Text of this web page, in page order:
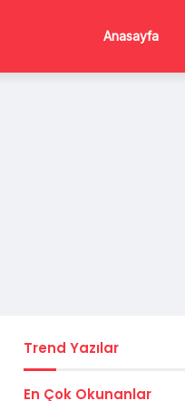
Anasayfa
Trend Yazılar
En Çok Okunanlar